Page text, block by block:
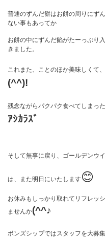
普通のずんだ餅はお餅の周りにず
ない事もあってか
お餅の中にずんだ餡がたーっぷり
きました。
これまた、ことのほか美味しくて
(^^)!
残念ながらパクパク食べてしまっ
ｱｼｶﾗｽﾞ
そして無事に戻り、ゴールデンウ
は、また明日にいたします😊
お休みもしっかり取れてリフレッ
ませんか(^^♪
ボンズシップではスタッフを大募